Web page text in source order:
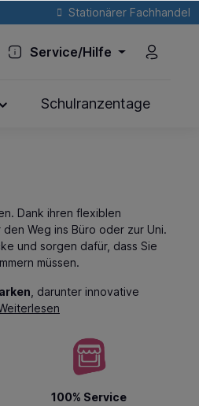
Stationärer Fachhandel
Service/Hilfe
Schulranzentage
Dank ihren flexiblen
Weg ins Büro oder zur Uni.
und sorgen dafür, dass Sie
müssen.
, darunter innovative
100% Service